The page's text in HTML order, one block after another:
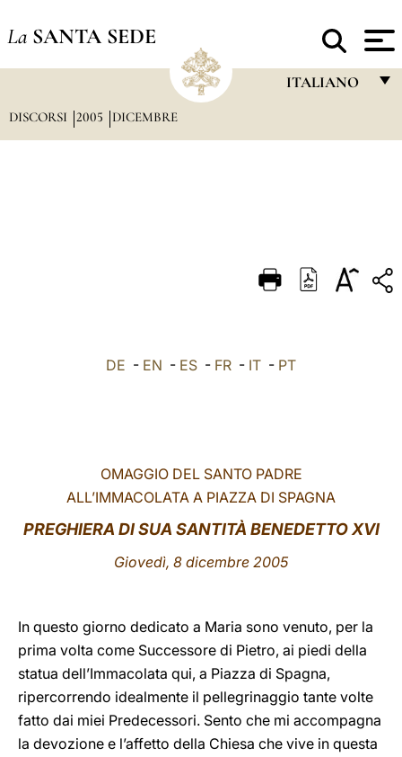
La SANTA SEDE
ITALIANO
DEUTSCH
العربيّة
DISCORSI 2005 DICEMBRE
DE - EN - ES - FR - IT - PT
OMAGGIO DEL SANTO PADRE
ALL’IMMACOLATA A PIAZZA DI SPAGNA
PREGHIERA DI SUA SANTITÀ BENEDETTO XVI
Giovedì, 8 dicembre 2005
In questo giorno dedicato a Maria sono venuto, per la
prima volta come Successore di Pietro, ai piedi della
statua dell’Immacolata qui, a Piazza di Spagna,
ripercorrendo idealmente il pellegrinaggio tante volte
fatto dai miei Predecessori. Sento che mi accompagna
la devozione e l’affetto della Chiesa che vive in questa